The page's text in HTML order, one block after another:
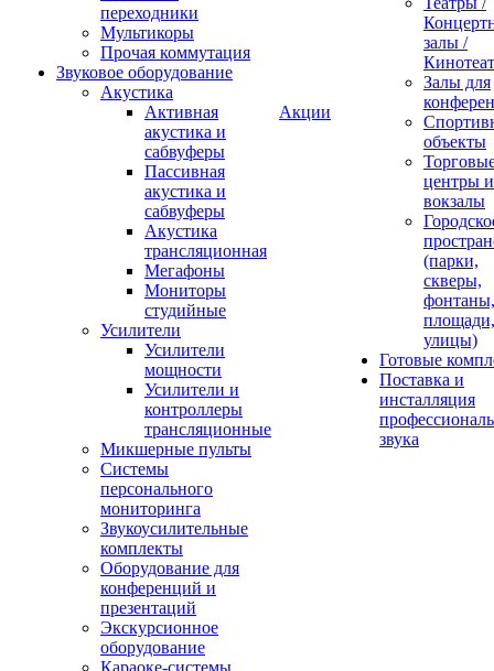
переходники
Мультикоры
Прочая коммутация
Звуковое оборудование
Акустика
Активная
акустика и
сабвуферы
Пассивная
акустика и
сабвуферы
Акустика
трансляционная
Мегафоны
Мониторы
студийные
Усилители
Усилители
мощности
Усилители и
контроллеры
трансляционные
Микшерные пульты
Системы
персонального
мониторинга
Звукоусилительные
комплекты
Оборудование для
конференций и
презентаций
Экскурсионное
оборудование
Караоке-системы
Акции
залы /
Залы для
объекты
центры и
вокзалы
(парки,
скверы,
фонтаны,
площади,
улицы)
Готовые
Поставка и
инсталляция
звука